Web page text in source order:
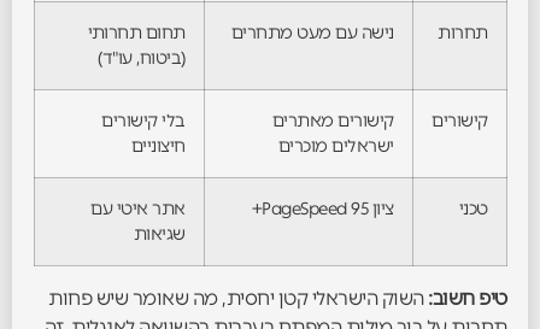
תחרות נישה עם מעט מתחרים
תחום תחרותי
(ביטוח, עו"ד)
קישורים
קישורים מאתרים
ישראלים מוכרים
בלי קישורים
חיצוניים
טכני ציון PageSpeed 95+
אתר איטי עם
שגיאות
טיפ חשוב: השוק הישראלי קטן יחסית, מה שאומר שיש פחות